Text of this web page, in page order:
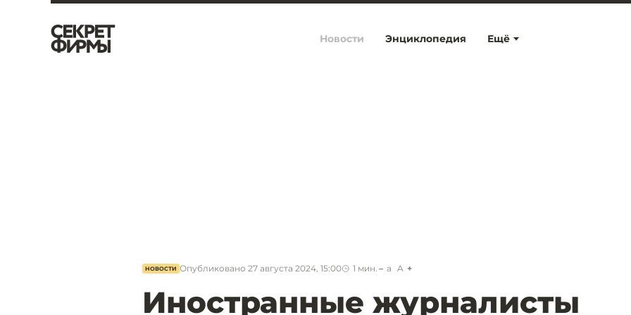
Ещё
Новости Энциклопедия
НОВОСТИ Опубликовано 27 августа 2024, 15:00 1 мин. a A
Иностранные журналисты